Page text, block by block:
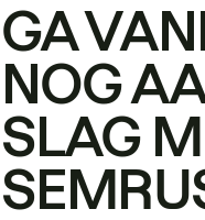
GA
NOG
SLAG